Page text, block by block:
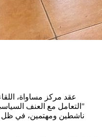
عقد مركز مساواة،
"التعامل مع العنف
ناشطين ومهتمين، في ظل